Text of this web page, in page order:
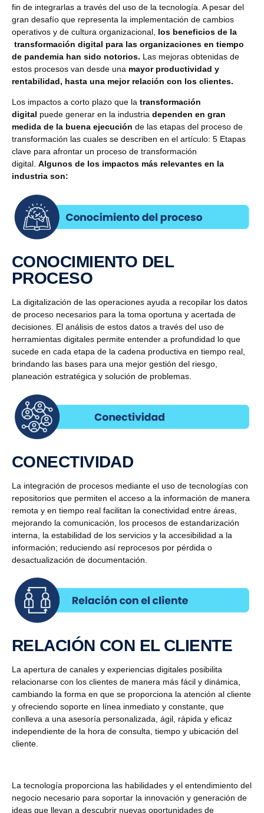
fin de integrarlas a través del uso de la tecnología. A pesar del
gran desafío que representa la implementación de cambios
operativos y de cultura organizacional, los beneficios de la
transformación digital para las organizaciones en tiempo
de pandemia han sido notorios. Las mejoras obtenidas de
estos procesos van desde una mayor productividad y
rentabilidad, hasta una mejor relación con los clientes.
Los impactos a corto plazo que la transformación
digital puede generar en la industria dependen en gran
medida de la buena ejecución de las etapas del proceso de
transformación las cuales se describen en el artículo: 5 Etapas
clave para afrontar un proceso de transformación
digital. Algunos de los impactos más relevantes en la
industria son:
CONOCIMIENTO DEL
PROCESO
La digitalización de las operaciones ayuda a recopilar los datos
de proceso necesarios para la toma oportuna y acertada de
decisiones. El análisis de estos datos a través del uso de
herramientas digitales permite entender a profundidad lo que
sucede en cada etapa de la cadena productiva en tiempo real,
brindando las bases para una mejor gestión del riesgo,
planeación estratégica y solución de problemas.
CONECTIVIDAD
La integración de procesos mediante el uso de tecnologías con
repositorios que permiten el acceso a la información de manera
remota y en tiempo real facilitan la conectividad entre áreas,
mejorando la comunicación, los procesos de estandarización
interna, la estabilidad de los servicios y la accesibilidad a la
información; reduciendo así reprocesos por pérdida o
desactualización de documentación.
RELACIÓN CON EL CLIENTE
La apertura de canales y experiencias digitales posibilita
relacionarse con los clientes de manera más fácil y dinámica,
cambiando la forma en que se proporciona la atención al cliente
y ofreciendo soporte en línea inmediato y constante, que
conlleva a una asesoría personalizada, ágil, rápida y eficaz
independiente de la hora de consulta, tiempo y ubicación del
cliente.
La tecnología proporciona las habilidades y el entendimiento del
negocio necesario para soportar la innovación y generación de
ideas que llevan a descubrir nuevas oportunidades de